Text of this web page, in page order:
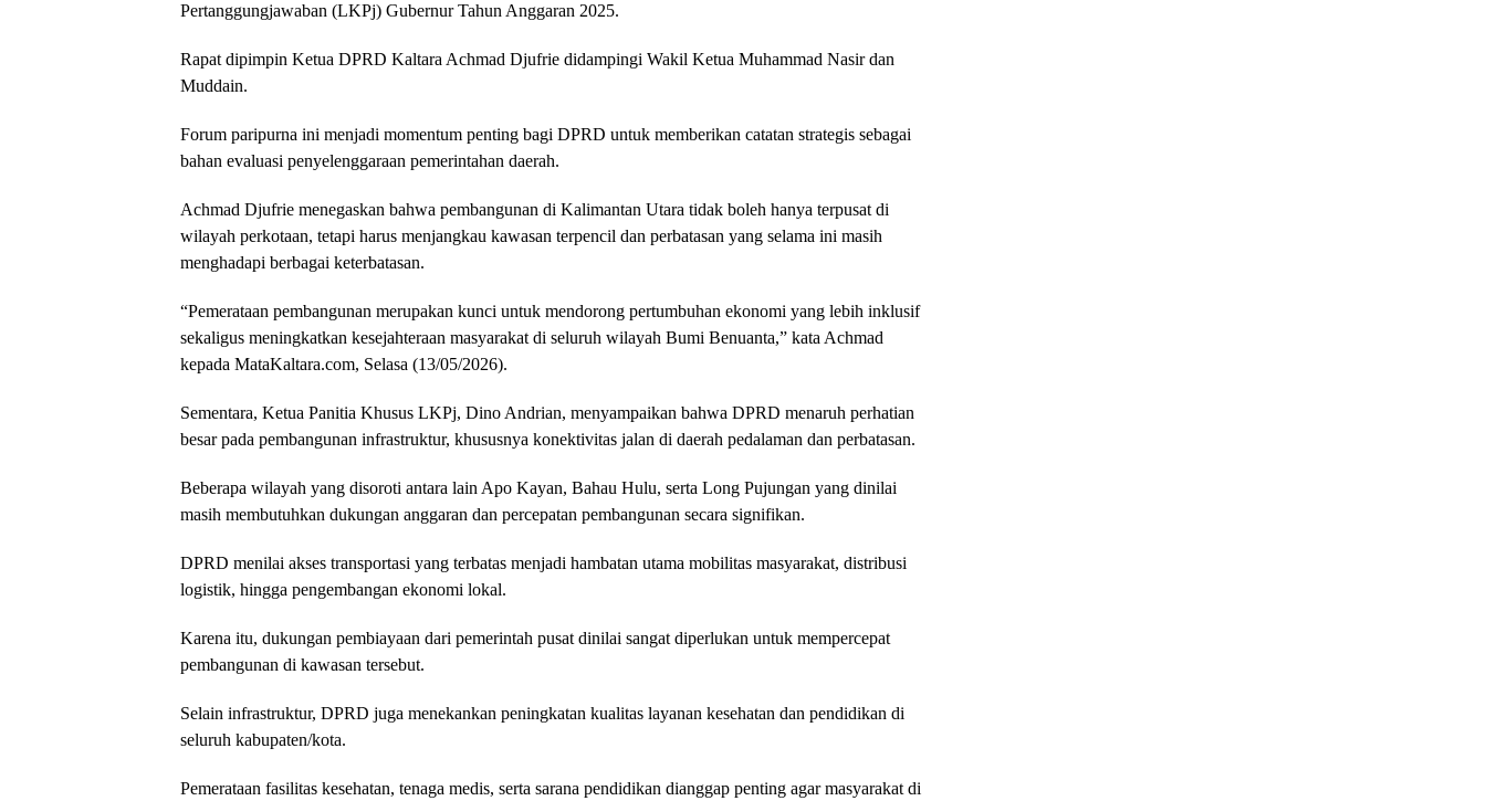
Pertanggungjawaban (LKPj) Gubernur Tahun Anggaran 2025.
Rapat dipimpin Ketua DPRD Kaltara Achmad Djufrie didampingi Wakil Ketua Muhammad Nasir dan
Muddain.
Forum paripurna ini menjadi momentum penting bagi DPRD untuk memberikan catatan strategis sebagai
bahan evaluasi penyelenggaraan pemerintahan daerah.
Achmad Djufrie menegaskan bahwa pembangunan di Kalimantan Utara tidak boleh hanya terpusat di
wilayah perkotaan, tetapi harus menjangkau kawasan terpencil dan perbatasan yang selama ini masih
menghadapi berbagai keterbatasan.
“Pemerataan pembangunan merupakan kunci untuk mendorong pertumbuhan ekonomi yang lebih inklusif
sekaligus meningkatkan kesejahteraan masyarakat di seluruh wilayah Bumi Benuanta,” kata Achmad
kepada MataKaltara.com, Selasa (13/05/2026).
Sementara, Ketua Panitia Khusus LKPj, Dino Andrian, menyampaikan bahwa DPRD menaruh perhatian
besar pada pembangunan infrastruktur, khususnya konektivitas jalan di daerah pedalaman dan perbatasan.
Beberapa wilayah yang disoroti antara lain Apo Kayan, Bahau Hulu, serta Long Pujungan yang dinilai
masih membutuhkan dukungan anggaran dan percepatan pembangunan secara signifikan.
DPRD menilai akses transportasi yang terbatas menjadi hambatan utama mobilitas masyarakat, distribusi
logistik, hingga pengembangan ekonomi lokal.
Karena itu, dukungan pembiayaan dari pemerintah pusat dinilai sangat diperlukan untuk mempercepat
pembangunan di kawasan tersebut.
Selain infrastruktur, DPRD juga menekankan peningkatan kualitas layanan kesehatan dan pendidikan di
seluruh kabupaten/kota.
Pemerataan fasilitas kesehatan, tenaga medis, serta sarana pendidikan dianggap penting agar masyarakat di